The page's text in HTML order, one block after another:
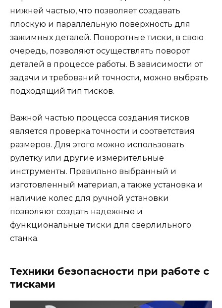
нижней частью, что позволяет создавать
плоскую и параллельную поверхность для
зажимных деталей. Поворотные тиски, в свою
очередь, позволяют осуществлять поворот
деталей в процессе работы. В зависимости от
задачи и требований точности, можно выбрать
подходящий тип тисков.
Важной частью процесса создания тисков
является проверка точности и соответствия
размеров. Для этого можно использовать
рулетку или другие измерительные
инструменты. Правильно выбранный и
изготовленный материал, а также установка и
наличие колес для ручной установки
позволяют создать надежные и
функциональные тиски для сверлильного
станка.
Техники безопасности при работе с
тисками